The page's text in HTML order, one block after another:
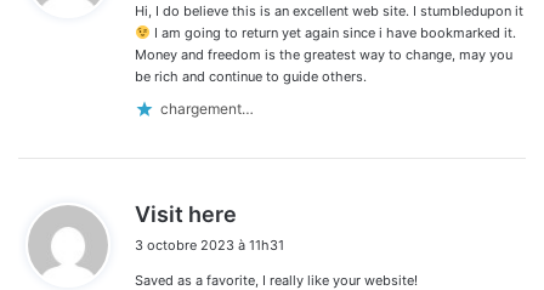
:
Hi, I do believe this is an excellent web site. I stumbledupon it
I am going to return yet again since i have bookmarked it.
Money and freedom is the greatest way to change, may you
be rich and continue to guide others.
chargement…
Visit here
t
3 octobre 2023 à 11h31
Saved as a favorite, I really like your website!